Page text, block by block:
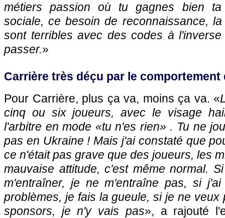
métiers passion où tu gagnes bien
sociale, ce besoin de reconnaissance,
sont terribles avec des codes à
passer.»
Carrière très déçu par le comportement
Pour Carrière, plus ça va, moins ça va. «
cinq ou six joueurs, avec le visage
l'arbitre en mode «tu n'es rien» . Tu ne
pas en Ukraine ! Mais j'ai constaté que
ce n'était pas grave que des joueurs, les
mauvaise attitude, c'est même normal.
m'entraîner, je ne m'entraîne pas, si
problèmes, je fais la gueule, si je ne veux
sponsors, je n'y vais pas», a rajouté